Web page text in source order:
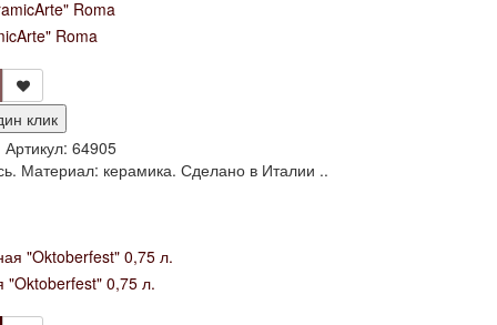
Roma
клик
Артикул: 64905
Материал: керамика. Сделано в Италии ..
"Oktoberfest" 0,75 л.